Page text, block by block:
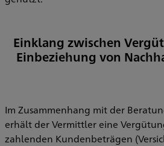
Einklang zwischen
Einbeziehung von
Im Zusammenhang mit der
erhält der Vermittler eine
zahlenden Kundenbeträgen